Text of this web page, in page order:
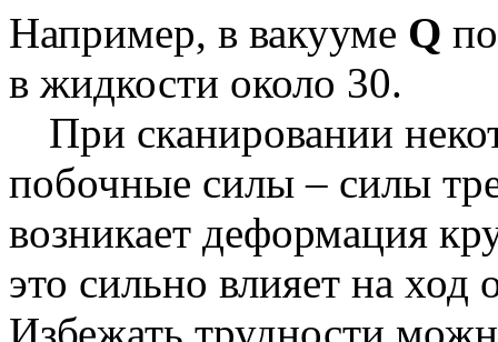
Например, в вакууме Q
в жидкости около 30.
При сканировании
побочные силы – силы
возникает деформация
это сильно влияет на ход
Избежать трудности